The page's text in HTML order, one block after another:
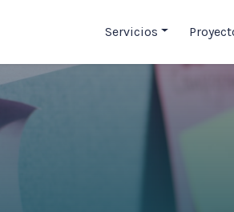
Servicios